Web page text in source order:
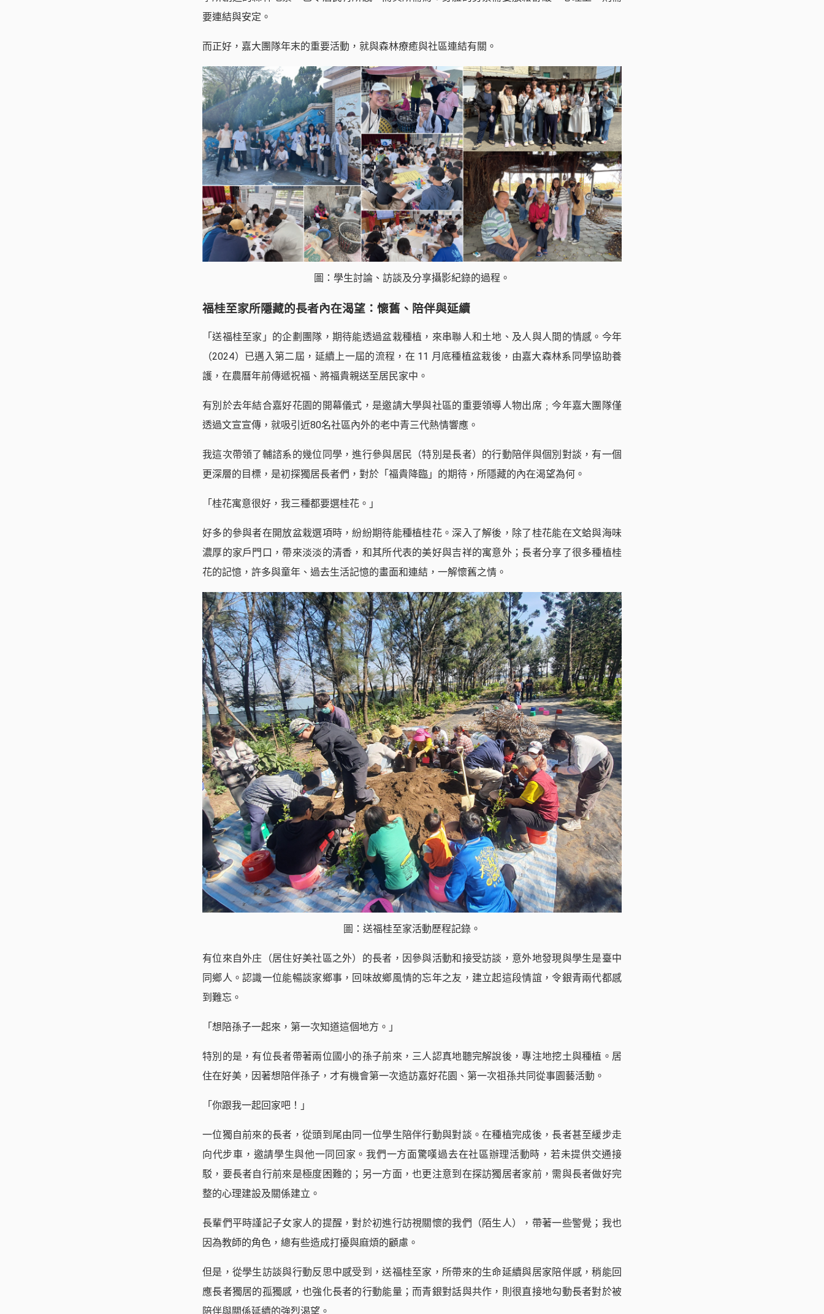
要連結與安定。
而正好，嘉大團隊年末的重要活動，就與森林療癒與社區連結有關。
圖：學生討論、訪談及分享攝影紀錄的過程。
福桂至家所隱藏的長者內在渴望：懷舊、陪伴與延續
「送福桂至家」的企劃團隊，期待能透過盆栽種植，來串聯人和土地、及人與人間的情感。今年
（2024）已邁入第二屆，延續上一屆的流程，在 11 月底種植盆栽後，由嘉大森林系同學協助養
護，在農曆年前傳遞祝福、將福貴親送至居民家中。
有別於去年結合嘉好花園的開幕儀式，是邀請大學與社區的重要領導人物出席﹔今年嘉大團隊僅
透過文宣宣傳，就吸引近80名社區內外的老中青三代熱情響應。
我這次帶領了輔諮系的幾位同學，進行參與居民（特別是長者）的行動陪伴與個別對談，有一個
更深層的目標，是初探獨居長者們，對於「福貴降臨」的期待，所隱藏的內在渴望為何。
「桂花寓意很好，我三種都要選桂花。」
好多的參與者在開放盆栽選項時，紛紛期待能種植桂花。深入了解後，除了桂花能在文蛤與海味
濃厚的家戶門口，帶來淡淡的清香，和其所代表的美好與吉祥的寓意外；長者分享了很多種植桂
花的記憶，許多與童年、過去生活記憶的畫面和連結，一解懷舊之情。
圖：送福桂至家活動歷程記錄。
有位來自外庄（居住好美社區之外）的長者，因參與活動和接受訪談，意外地發現與學生是臺中
同鄉人。認識一位能暢談家鄉事，回味故鄉風情的忘年之友，建立起這段情誼，令銀青兩代都感
到難忘。
「想陪孫子一起來，第一次知道這個地方。」
特別的是，有位長者帶著兩位國小的孫子前來，三人認真地聽完解說後，專注地挖土與種植。居
住在好美，因著想陪伴孫子，才有機會第一次造訪嘉好花園、第一次祖孫共同從事園藝活動。
「你跟我一起回家吧！」
一位獨自前來的長者，從頭到尾由同一位學生陪伴行動與對談。在種植完成後，長者甚至緩步走
向代步車，邀請學生與他一同回家。我們一方面驚嘆過去在社區辦理活動時，若未提供交通接
駁，要長者自行前來是極度困難的；另一方面，也更注意到在探訪獨居者家前，需與長者做好完
整的心理建設及關係建立。
長輩們平時謹記子女家人的提醒，對於初進行訪視關懷的我們（陌生人），帶著一些警覺；我也
因為教師的角色，總有些造成打擾與麻煩的顧慮。
但是，從學生訪談與行動反思中感受到，送福桂至家，所帶來的生命延續與居家陪伴感，稍能回
應長者獨居的孤獨感，也強化長者的行動能量；而青銀對話與共作，則很直接地勾動長者對於被
陪伴與關係延續的強烈渴望。